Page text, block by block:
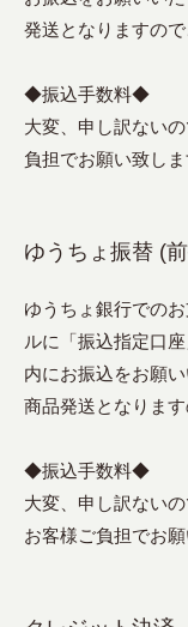
発送となりますの
◆振込手数料◆
大変、申し訳ない
負担でお願い致しま
ゆうちょ振替 (
ゆうちょ銀行での
ルに「振込指定口
内にお振込をお願
商品発送となりま
◆振込手数料◆
大変、申し訳ない
お客様ご負担でお